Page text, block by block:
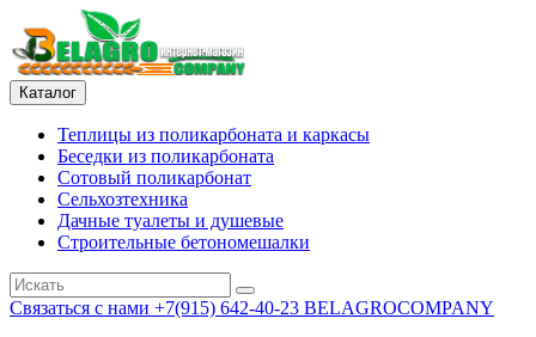
Каталог
Теплицы из поликарбоната и каркасы
Беседки из поликарбоната
Сотовый поликарбонат
Сельхозтехника
Дачные туалеты и душевые
Строительные бетономешалки
Связаться с нами +7(915) 642-40-23 BELAGROCOMPANY